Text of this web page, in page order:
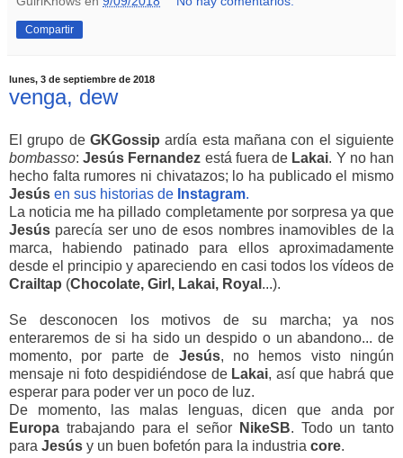
Compartir
lunes, 3 de septiembre de 2018
venga, dew
El grupo de GKGossipardía esta mañana con el siguiente
bombasso:Jesús Fernandez está fuera de Lakai. Y no han
hecho falta rumores ni chivatazos; lo ha publicado el mismo
Jesús en sus historias de Instagram.
La noticia me ha pillado completamente por sorpresa ya que
Jesús parecía ser uno de esos nombres inamovibles de la
marca, habiendo patinado para ellos aproximadamente
desde el principio y apareciendo en casi todos los vídeos de
Crailtap (Chocolate, Girl, Lakai, Royal ...).
Se desconocen los motivos de su marcha; ya nos
enteraremos de si ha sido un despido o un abandono... de
momento, por parte de Jesús, no hemos visto ningún
mensaje ni foto despidiéndose de Lakai, así que habrá que
esperar para poder ver un poco de luz.
De momento, las malas lenguas, dicen que anda por
Europa trabajando para el señor NikeSB. Todo un tanto
para Jesús y un buen bofetón para la industria core.